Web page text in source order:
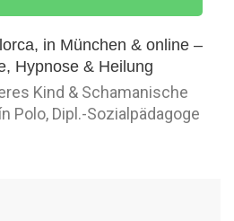
Kind & Schamanische
Polo, Dipl.-Sozialpädagoge